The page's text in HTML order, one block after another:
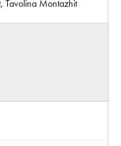
Tavolina Montazhit